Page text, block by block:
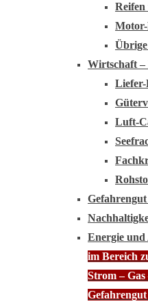
Wirtschaft
Luft-
Energie
im Bereich
Strom –